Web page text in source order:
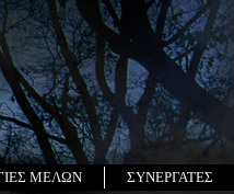
ΜΕΛΩΝ ΣΥΝΕΡΓΑΤΕΣ